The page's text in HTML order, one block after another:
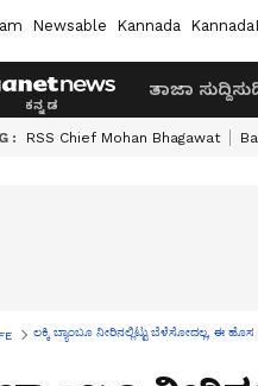
Newsable Kannada
ತಾಜಾ ಸುದ್ದಿ
: RSS Chief Mohan Bhagawat
ಲಕ್ಕಿ ಬ್ಯಾಂಬೂ ನೀರಿನಲ್ಲಿಟ್ಟು ಬೆಳೆಸೋದಲ್ಲ, ಈ